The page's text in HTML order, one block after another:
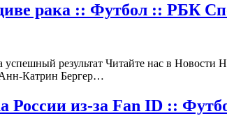
рака :: Футбол :: РБК
результат Читайте нас в
Бергер…
России из-за Fan ID ::